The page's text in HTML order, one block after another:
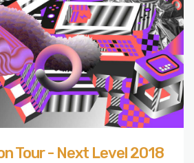
Tour - Next Level 2018